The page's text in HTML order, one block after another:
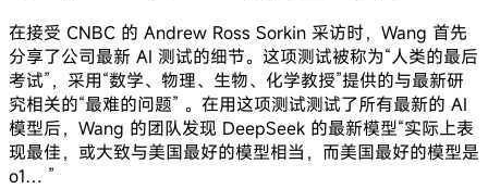
在接受 CNBC 的 Andrew Ross Sorkin 采访时，Wang 首先
分享了公司最新 AI 测试的细节。这项测试被称为“人类的最后
考试”，采用“数学、物理、生物、化学教授”提供的与最新研
究相关的“最难的问题” 。在用这项测试测试了所有最新的 AI
模型后，Wang 的团队发现 DeepSeek 的最新模型“实际上表
现最佳，或大致与美国最好的模型相当，而美国最好的模型是
o1… ”